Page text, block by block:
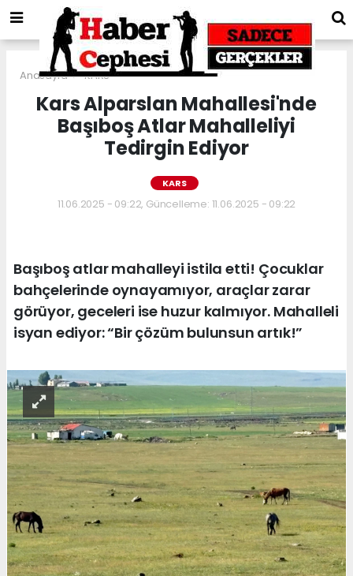
Anasayfa KARS
Kars Alparslan Mahallesi'nde
Başıboş Atlar Mahalleliyi
Tedirgin Ediyor
KARS
11.06.2025 - 09:22, Güncelleme: 11.06.2025 - 09:22
Başıboş atlar mahalleyi istila etti! Çocuklar
bahçelerinde oynayamıyor, araçlar zarar
görüyor, geceleri ise huzur kalmıyor. Mahalleli
isyan ediyor: “Bir çözüm bulunsun artık!”